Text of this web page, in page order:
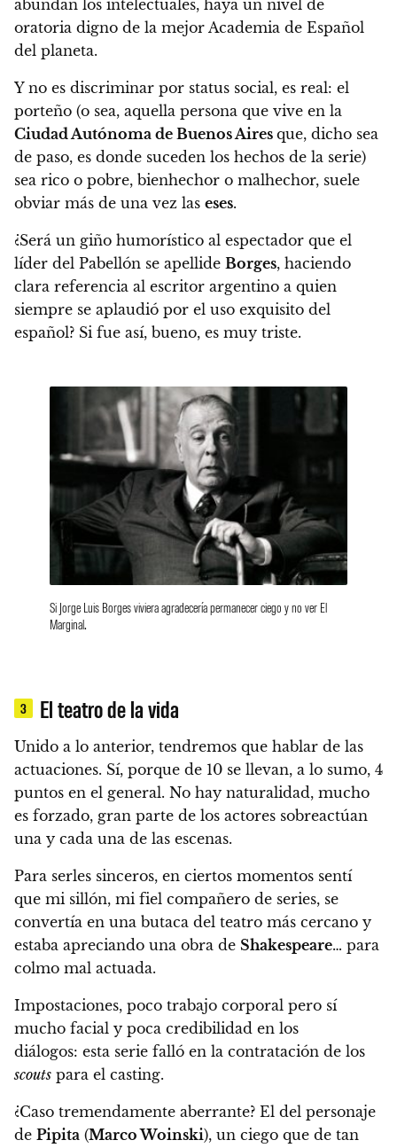
abundan los intelectuales, haya un nivel de
oratoria digno de la mejor Academia de Español
del planeta.
Y no es discriminar por status social, es real: el
porteño (o sea, aquella persona que vive en la
Ciudad Autónoma de Buenos Aires que, dicho sea
de paso, es donde suceden los hechos de la serie)
sea rico o pobre, bienhechor o malhechor, suele
obviar más de una vez las eses.
¿Será un giño humorístico al espectador que el
líder del Pabellón se apellide Borges, haciendo
clara referencia al escritor argentino a quien
siempre se aplaudió por el uso exquisito del
español? Si fue así, bueno, es muy triste.
Si Jorge Luis Borges viviera agradecería permanecer ciego y no ver El
Marginal.
3 El teatro de la vida
Unido a lo anterior, tendremos que hablar de las
actuaciones. Sí, porque de 10 se llevan, a lo sumo, 4
puntos en el general. No hay naturalidad, mucho
es forzado, gran parte de los actores sobreactúan
una y cada una de las escenas.
Para serles sinceros, en ciertos momentos sentí
que mi sillón, mi fiel compañero de series, se
convertía en una butaca del teatro más cercano y
estaba apreciando una obra de Shakespeare… para
colmo mal actuada.
Impostaciones, poco trabajo corporal pero sí
mucho facial y poca credibilidad en los
diálogos: esta serie falló en la contratación de los
scouts para el casting.
¿Caso tremendamente aberrante? El del personaje
de Pipita (Marco Woinski), un ciego que de tan